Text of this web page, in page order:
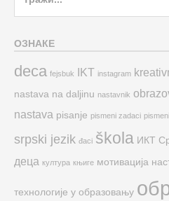
ОЗНАКЕ
deca fejsbuk IKT instagram
nastava na daljinu nastavnik
nastava pisanje pismeni zadaci
srpski jezik đaci škola ИКТ
деца култура књиге мотивација
технологије у образовању